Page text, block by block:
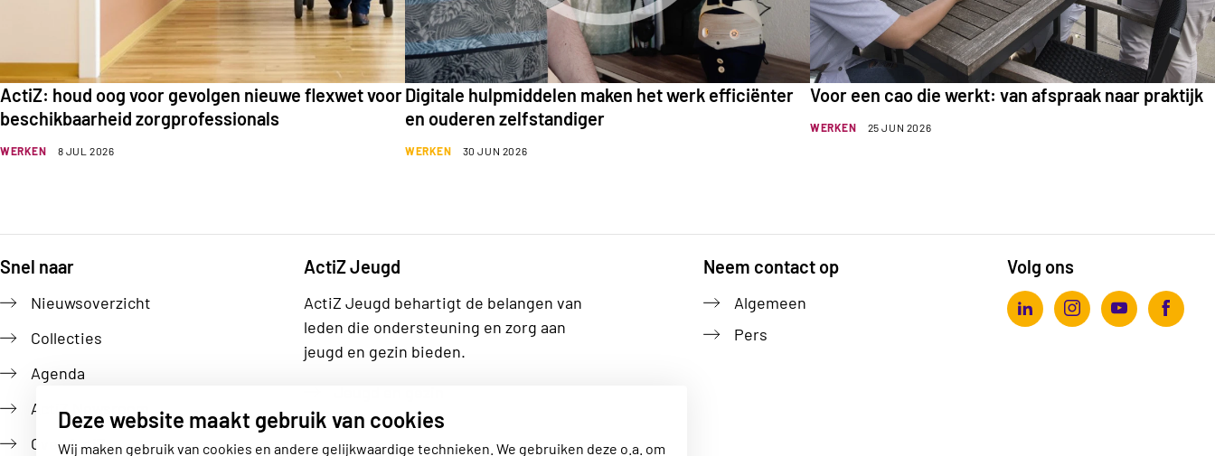
Deze website maakt gebruik van cookies
Wij maken gebruik van cookies en andere gelijkwaardige technieken. We gebruiken deze o.a. om
WERKEN 8 JUL 2026
ActiZ: houd oog voor gevolgen nieuwe flexwet voor
beschikbaarheid zorgprofessionals
WERKEN 30 JUN 2026
Digitale hulpmiddelen maken het werk efficiënter
en ouderen zelfstandiger
WERKEN 25 JUN 2026
Voor een cao die werkt: van afspraak naar praktijk
Snel naar
Nieuwsoverzicht
Collecties
Agenda
ActiZ Newsroom
Over ActiZ
ActiZ Jeugd
ActiZ Jeugd behartigt de belangen van
leden die ondersteuning en zorg aan
jeugd en gezin bieden.
Neem contact op
Algemeen
Pers
Volg ons
Actiz linkedinActiz instagram
Actiz youtube
Actiz